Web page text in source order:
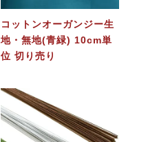
コットンオーガンジー生
地・無地(青緑) 10cm単
位 切り売り